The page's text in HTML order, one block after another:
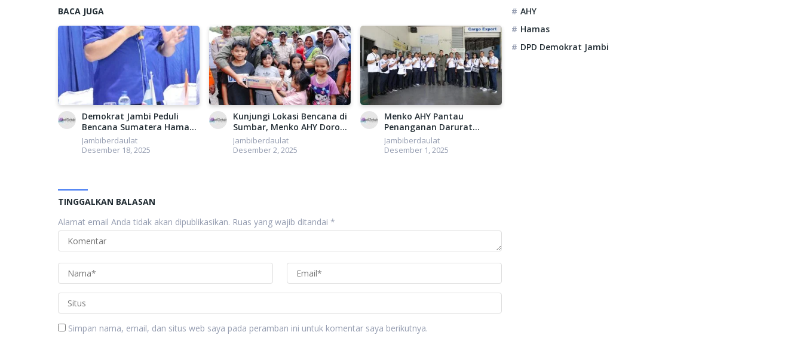
3 tahun lebih, dikarenakan adanya pemilihan kepala daerah serentak pada tahun ini,” tutup Mashuri.(adm)
BACA JUGA
Demokrat Jambi Peduli
Bencana Sumatera Hamas :
Seluruh DPC Harus Bergerak
Kumpulkan Donasi
Jambiberdaulat
Desember 18, 2025
Kunjungi Lokasi Bencana di
Sumbar, Menko AHY Dorong
Percepatan Pemulihan
Infrastruktur Konektivitas
Jambiberdaulat
Desember 2, 2025
Menko AHY Pantau
Penanganan Darurat
Langsung di Medan
Jambiberdaulat
Desember 1, 2025
TINGGALKAN BALASAN
Alamat email Anda tidak akan dipublikasikan. Ruas yang wajib ditandai *
Simpan nama, email, dan situs web saya pada peramban ini untuk komentar saya berikutnya.
AHY
Hamas
DPD Demokrat Jambi